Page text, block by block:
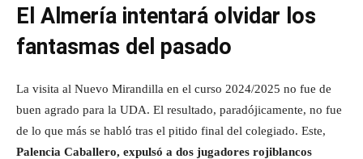
El Almería intentará olvidar los
fantasmas del pasado
La visita al Nuevo Mirandilla en el curso 2024/2025 no fue de
buen agrado para la UDA. El resultado, paradójicamente, no fue
de lo que más se habló tras el pitido final del colegiado. Este,
Palencia Caballero, expulsó a dos jugadores rojiblancos